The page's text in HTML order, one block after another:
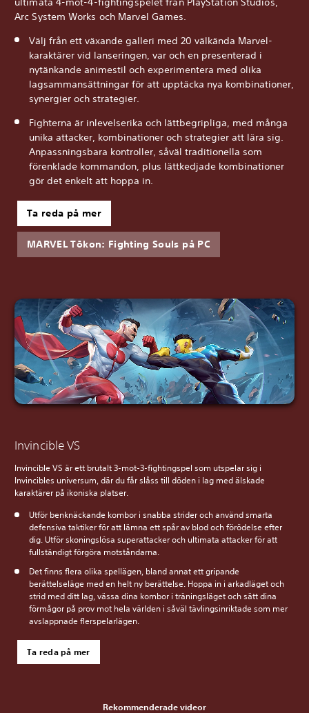
Arc System Works och Marvel Games.
Välj från ett växande galleri med 20 välkända Marvel-
karaktärer vid lanseringen, var och en presenterad i
nytänkande animestil och experimentera med olika
lagsammansättningar för att upptäcka nya kombinationer,
synergier och strategier.
Fighterna är inlevelserika och lättbegripliga, med många
unika attacker, kombinationer och strategier att lära sig.
Anpassningsbara kontroller, såväl traditionella som
förenklade kommandon, plus lättkedjade kombinationer
gör det enkelt att hoppa in.
Ta reda på mer
MARVEL Tōkon: Fighting Souls på PC
Invincible VS
Invincible VS är ett brutalt 3-mot-3-fightingspel som utspelar sig i
Invincibles universum, där du får slåss till döden i lag med älskade
karaktärer på ikoniska platser.
Utför benknäckande kombor i snabba strider och använd smarta
defensiva taktiker för att lämna ett spår av blod och förödelse efter
dig. Utför skoningslösa superattacker och ultimata attacker för att
fullständigt förgöra motståndarna.
Det finns flera olika spellägen, bland annat ett gripande
berättelseläge med en helt ny berättelse. Hoppa in i arkadläget och
strid med ditt lag, vässa dina kombor i träningsläget och sätt dina
förmågor på prov mot hela världen i såväl tävlingsinriktade som mer
avslappnade flerspelarlägen.
Ta reda på mer
Rekommenderade videor